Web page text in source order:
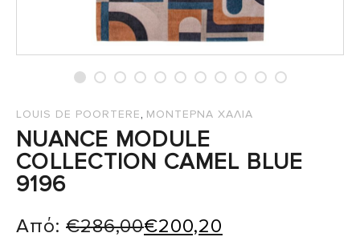
LOUIS DE POORTERE, ΜΟΝΤΕΡΝΑ ΧΑΛΙΑ
NUANCE MODULE
COLLECTION CAMEL BLUE
9196
Από: €286,00€200,20